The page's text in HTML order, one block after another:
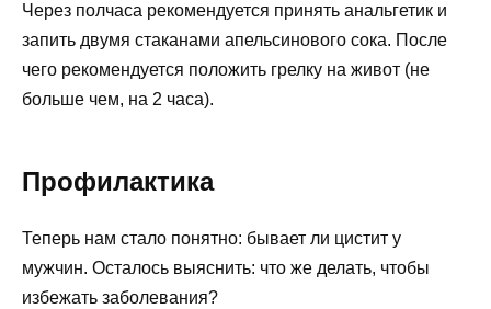
Через полчаса рекомендуется принять анальгетик и
запить двумя стаканами апельсинового сока. После
чего рекомендуется положить грелку на живот (не
больше чем, на 2 часа).
Профилактика
Теперь нам стало понятно: бывает ли цистит у
мужчин. Осталось выяснить: что же делать, чтобы
избежать заболевания?